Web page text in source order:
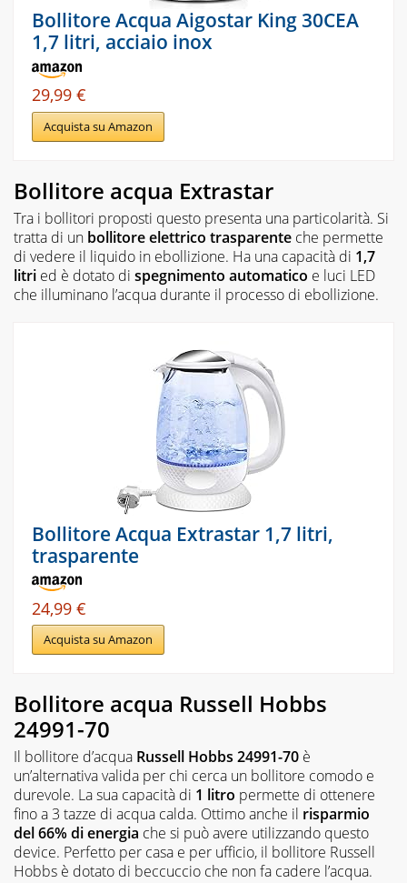
Bollitore Acqua Aigostar King 30CEA
1,7 litri, acciaio inox
29,99 €
Acquista su Amazon
Bollitore acqua Extrastar
Tra i bollitori proposti questo presenta una particolarità. Si
tratta di un bollitore elettrico trasparente che permette
di vedere il liquido in ebollizione. Ha una capacità di 1,7
litri ed è dotato di spegnimento automatico e luci LED
che illuminano l’acqua durante il processo di ebollizione.
Bollitore Acqua Extrastar 1,7 litri,
trasparente
24,99 €
Acquista su Amazon
Bollitore acqua Russell Hobbs
24991-70
Il bollitore d’acqua Russell Hobbs 24991-70 è
un’alternativa valida per chi cerca un bollitore comodo e
durevole. La sua capacità di 1 litro permette di ottenere
fino a 3 tazze di acqua calda. Ottimo anche il risparmio
del 66% di energia che si può avere utilizzando questo
device. Perfetto per casa e per ufficio, il bollitore Russell
Hobbs è dotato di beccuccio che non fa cadere l’acqua.